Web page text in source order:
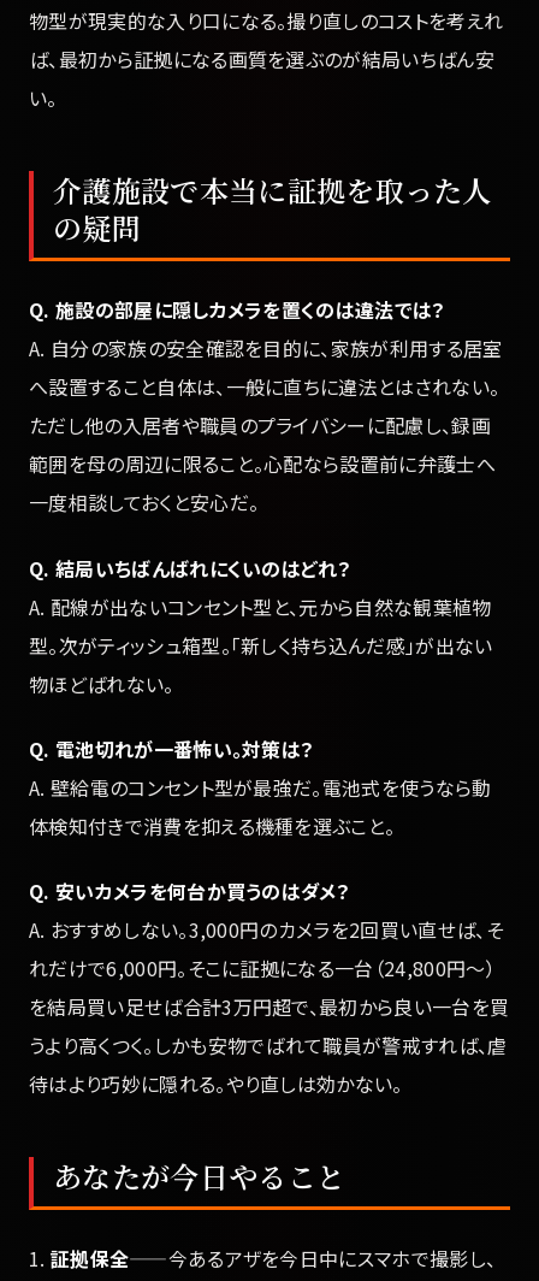
物型が現実的な入り口になる。撮り直しのコストを考えれ
ば、最初から証拠になる画質を選ぶのが結局いちばん安
い。
介護施設で本当に証拠を取った人
の疑問
Q. 施設の部屋に隠しカメラを置くのは違法では？
A. 自分の家族の安全確認を目的に、家族が利用する居室
へ設置すること自体は、一般に直ちに違法とはされない。
ただし他の入居者や職員のプライバシーに配慮し、録画
範囲を母の周辺に限ること。心配なら設置前に弁護士へ
一度相談しておくと安心だ。
Q. 結局いちばんばれにくいのはどれ？
A. 配線が出ないコンセント型と、元から自然な観葉植物
型。次がティッシュ箱型。「新しく持ち込んだ感」が出ない
物ほどばれない。
Q. 電池切れが一番怖い。対策は？
A. 壁給電のコンセント型が最強だ。電池式を使うなら動
体検知付きで消費を抑える機種を選ぶこと。
Q. 安いカメラを何台か買うのはダメ？
A. おすすめしない。3,000円のカメラを2回買い直せば、そ
れだけで6,000円。そこに証拠になる一台（24,800円〜）
を結局買い足せば合計3万円超で、最初から良い一台を買
うより高くつく。しかも安物でばれて職員が警戒すれば、虐
待はより巧妙に隠れる。やり直しは効かない。
あなたが今日やること
1. 証拠保全——今あるアザを今日中にスマホで撮影し、